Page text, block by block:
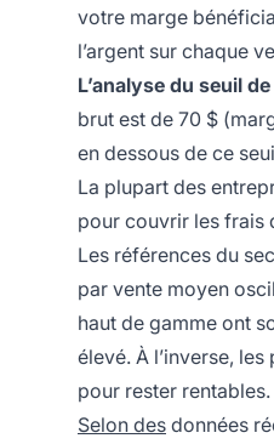
votre marge
l’argent sur chaque
L’analyse du seuil
brut est de 70 $
en dessous de ce
La plupart des
pour couvrir les frais
Les références du
par vente moyen
haut de gamme ont
élevé. À l’inverse,
pour rester rentables.
Selon des données